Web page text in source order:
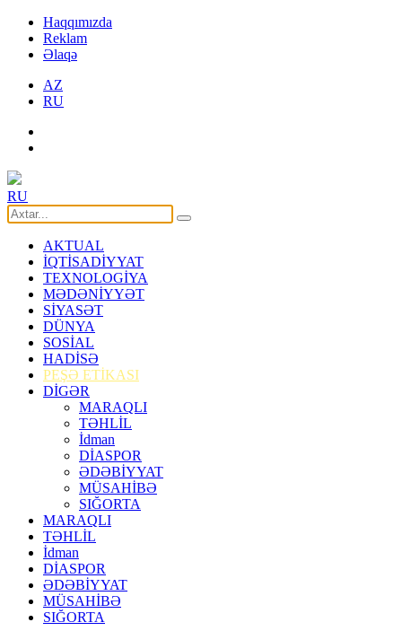
Haqqımızda
Reklam
Əlaqə
AZ
RU
RU
AKTUAL
İQTİSADİYYAT
TEXNOLOGİYA
MƏDƏNİYYƏT
SİYASƏT
DÜNYA
SOSİAL
HADİSƏ
PEŞƏ ETİKASI
DİGƏR
MARAQLI
TƏHLİL
İdman
DİASPOR
ƏDƏBİYYAT
MÜSAHİBƏ
SIĞORTA
MARAQLI
TƏHLİL
İdman
DİASPOR
ƏDƏBİYYAT
MÜSAHİBƏ
SIĞORTA